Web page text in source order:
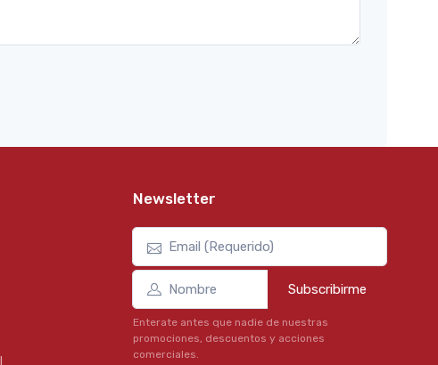
Newsletter
Subscribirme
Enterate antes que nadie de nuestras
promociones, descuentos y acciones
comerciales.